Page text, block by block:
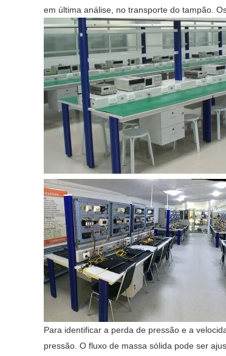
em última análise, no transporte do tampão.
Para identificar a perda de pressão e a
pressão. O fluxo de massa sólida pode ser